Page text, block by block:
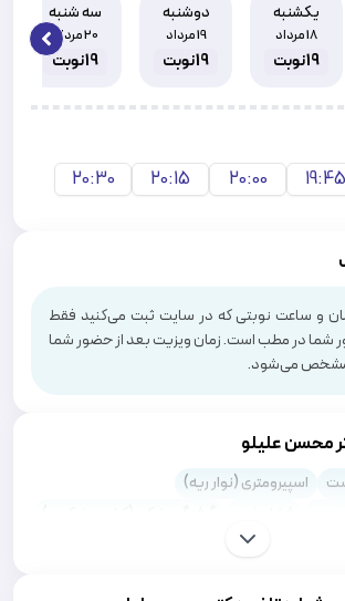
یکشنبه
18 مرداد
19نوبت
دوشنبه
19 مرداد
19نوبت
سه شنبه
20 مرداد
19نوبت
19:45
20:00
20:15
20:30
زمان و ساعت نوبتی که در سایت ثبت می‌کنید فقط
شما در مطب است. زمان ویزیت بعد از حضور شما
می‌شود.
محسن علیلو
اسپیرومتری (نوار ریه)
مری بارت